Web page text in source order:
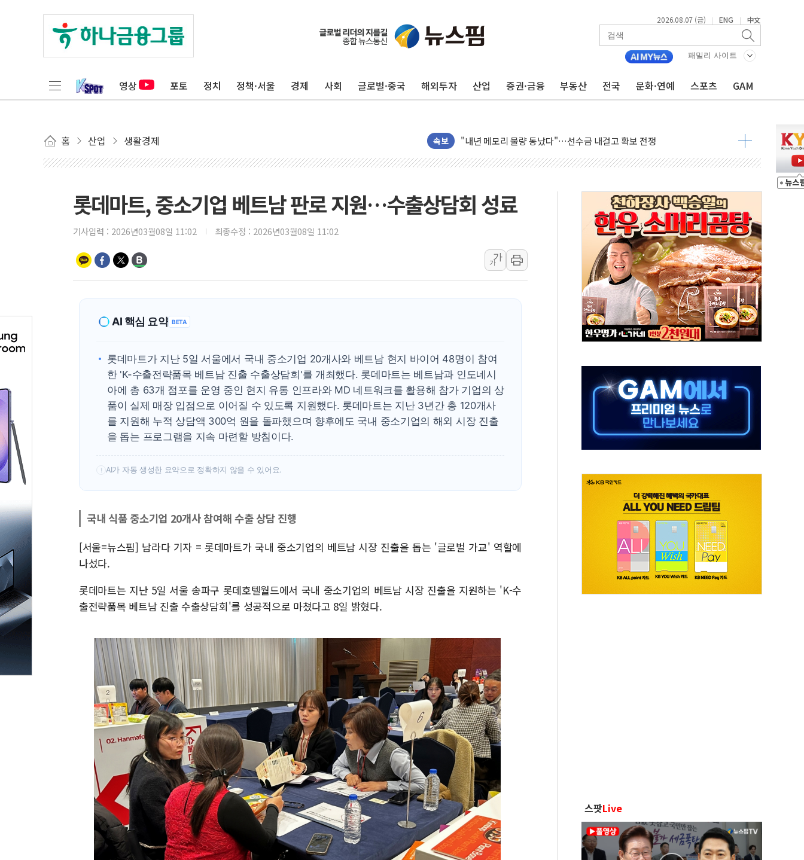
2026.08.07 (금) | ENG | 中文
패밀리 사이트
영상 포토 정치 정책·서울 경제 사회 글로벌·중국 해외투자 산업 증권·금융 부동산 전국 문화·연예 스포츠 GAM
홈 산업 생활경제 속보
AI 메모리 향한 뜨거운 관심…SK하이닉스, FMS서 '풀스택' 기술력 과시
건설 불황 속 내실 다진 한샘…B2B 확장으로 성장동력 확보
현대지에프홀딩스, 자사주 1000억 연내 소각…2분기 영업익 853억
관광객 3000만명 목표인데…외국인 숙박 부가세 환급 앞당겨 종료
美 정보 당국 "푸틴, 몇 년 내 NATO 결속력 시험하려 한정적 침공 가능성"
인도, 바이오가스 생산에 3.5조원 투입키로...'에너지 자립' 일환
서울시, 정비사업으로 주택 36% 늘었다...공급부족 전 시장 규제 탓 커
신인류콘텐츠, 핀란드 AI 기업 Audission Oy와 운영 파트너십 체결
"일부 존치" vs "전면 개발"…서리풀2구역 갈등, 협의 테이블에
[AI 카드뉴스] 기후변화가 바꾼 대한민국 여름
국민의힘 윤리위, '부산 돌려차기 발언' 논란 서범수·진종오 징계절차 개시
전남광주 구례 산불 32분 만에 주불 진화...인명피해 없어
캠코, 5918억원 규모 압류재산 1506건 공매
[시승기] 공간·승차감 잡은 볼보 EX90…'올 터치'는 호불호
가오픈한 홈플러스
돌아온 홈플러스
[종합] 청도 흥선리 야산 산불 1시간36분만에 주불진화....인명피해 없어
롯데마트, 중소기업 베트남 판로 지원…수출상담회 성료
기사입력 : 2026년03월08일 11:02 최종수정 : 2026년03월08일 11:02
가
가
AI 핵심 요약 BETA
롯데마트가 지난 5일 서울에서 국내 중소기업 20개사와 베트남 현지 바이어 48명이 참여
한 'K-수출전략품목 베트남 진출 수출상담회'를 개최했다. 롯데마트는 베트남과 인도네시
아에 총 63개 점포를 운영 중인 현지 유통 인프라와 MD 네트워크를 활용해 참가 기업의 상
품이 실제 매장 입점으로 이어질 수 있도록 지원했다. 롯데마트는 지난 3년간 총 120개사
를 지원해 누적 상담액 300억 원을 돌파했으며 향후에도 국내 중소기업의 해외 시장 진출
을 돕는 프로그램을 지속 마련할 방침이다.
! AI가 자동 생성한 요약으로 정확하지 않을 수 있어요.
국내 식품 중소기업 20개사 참여해 수출 상담 진행
[서울=뉴스핌] 남라다 기자 = 롯데마트가 국내 중소기업의 베트남 시장 진출을 돕는 '글로벌 가교' 역할에
나섰다.
롯데마트는 지난 5일 서울 송파구 롯데호텔월드에서 국내 중소기업의 베트남 시장 진출을 지원하는 'K-수
출전략품목 베트남 진출 수출상담회'를 성공적으로 마쳤다고 8일 밝혔다.
스팟Live